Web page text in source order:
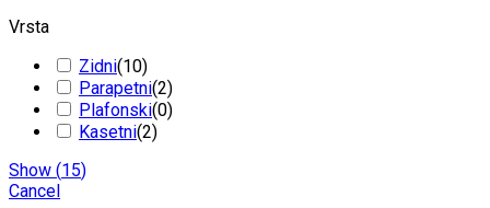
Vrsta
Zidni(10)
Parapetni(2)
Plafonski(0)
Kasetni(2)
Show (15)
Cancel